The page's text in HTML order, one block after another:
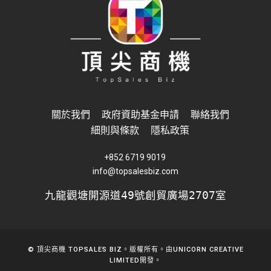
關於我們 政府資助基金申請
聯絡我們
細則與條款
隱私政策
+852 6719 9019
info@topsalesbiz.com
九龍觀塘開源道49號創貿廣場2707室
© 頂尖商機 TOPSALES BIZ。版權所有。由UNICORN CREATIVE
LIMITED 開發。